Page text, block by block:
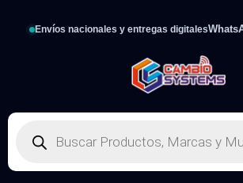
Envíos nacionales y entregas digitales